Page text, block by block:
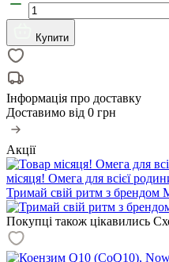
Купити
Інформація про доставку
Доставимо від 0 грн
Акції
місяця! Омега для всієї
Тримай свій ритм з брендом
Покупці також цікавились